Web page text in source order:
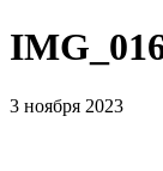
3 ноября 2023